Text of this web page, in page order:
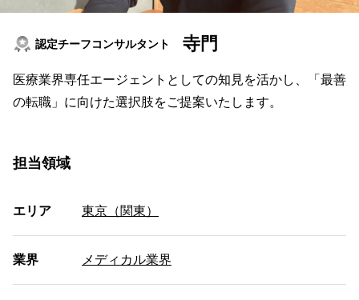
認定チーフコンサルタント 寺門
医療業界専任エージェントとしての知見を活かし、「最善
の転職」に向けた選択肢をご提案いたします。
担当領域
エリア 東京（関東）
業界 メディカル業界